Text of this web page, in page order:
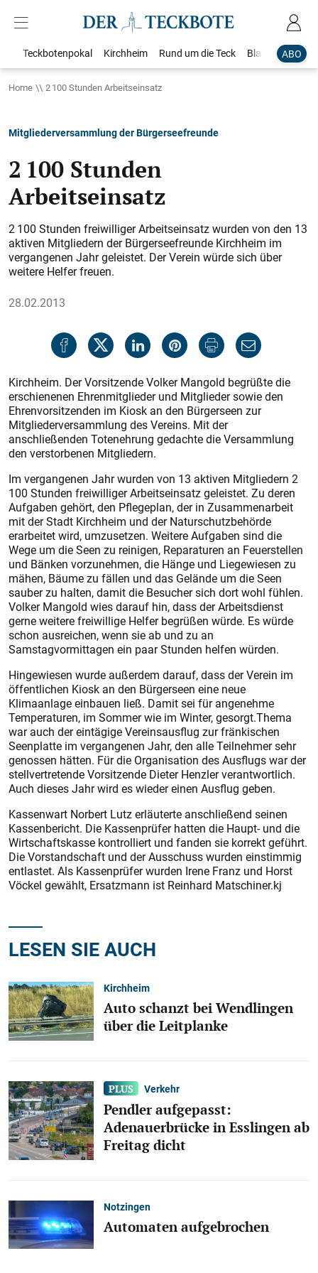
ABO
Teckbotenpokal Kirchheim Rund um die Teck Blaulicht
Home 2 100 Stunden Arbeitseinsatz
Mitgliederversammlung der Bürgerseefreunde
2 100 Stunden
Arbeitseinsatz
2 100 Stunden freiwilliger Arbeitseinsatz wurden von den 13
aktiven Mitgliedern der Bürgerseefreunde Kirchheim im
vergangenen Jahr geleistet. Der Verein würde sich über
weitere Helfer freuen.
28.02.2013
Kirchheim. Der Vorsitzende Volker Mangold begrüßte die
erschienenen Ehrenmitglieder und Mitglieder sowie den
Ehrenvorsitzenden im Kiosk an den Bürgerseen zur
Mitgliederversammlung des Vereins. Mit der
anschließenden Totenehrung gedachte die Versammlung
den verstorbenen Mitgliedern.
Im vergangenen Jahr wurden von 13 aktiven Mitgliedern 2
100 Stunden freiwilliger Arbeitseinsatz geleistet. Zu deren
Aufgaben gehört, den Pflegeplan, der in Zusammenarbeit
mit der Stadt Kirchheim und der Naturschutzbehörde
erarbeitet wird, umzusetzen. Weitere Aufgaben sind die
Wege um die Seen zu reinigen, Reparaturen an Feuerstellen
und Bänken vorzunehmen, die Hänge und Liegewiesen zu
mähen, Bäume zu fällen und das Gelände um die Seen
sauber zu halten, damit die Besucher sich dort wohl fühlen.
Volker Mangold wies darauf hin, dass der Arbeitsdienst
gerne weitere freiwillige Helfer begrüßen würde. Es würde
schon ausreichen, wenn sie ab und zu an
Samstagvormittagen ein paar Stunden helfen würden.
Hingewiesen wurde außerdem darauf, dass der Verein im
öffentlichen Kiosk an den Bürgerseen eine neue
Klimaanlage einbauen ließ. Damit sei für angenehme
Temperaturen, im Sommer wie im Winter, gesorgt.Thema
war auch der eintägige Vereinsausflug zur fränkischen
Seenplatte im vergangenen Jahr, den alle Teilnehmer sehr
genossen hätten. Für die Organisation des Ausflugs war der
stellvertretende Vorsitzende Dieter Henzler verantwortlich.
Auch dieses Jahr wird es wieder einen Ausflug geben.
Kassenwart Norbert Lutz erläuterte anschließend seinen
Kassenbericht. Die Kassenprüfer hatten die Haupt- und die
Wirtschaftskasse kontrolliert und fanden sie korrekt geführt.
Die Vorstandschaft und der Ausschuss wurden einstimmig
entlastet. Als Kassenprüfer wurden Irene Franz und Horst
Vöckel gewählt, Ersatzmann ist Reinhard Matschiner.kj
LESEN SIE AUCH
Kirchheim
Auto schanzt bei Wendlingen
über die Leitplanke
Verkehr
Pendler aufgepasst:
Adenauerbrücke in Esslingen ab
Freitag dicht
Notzingen
Automaten aufgebrochen